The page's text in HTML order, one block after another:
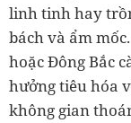
linh tinh hay
bách và ẩm
hoặc Đông Bắc
hưởng tiêu hóa
không gian